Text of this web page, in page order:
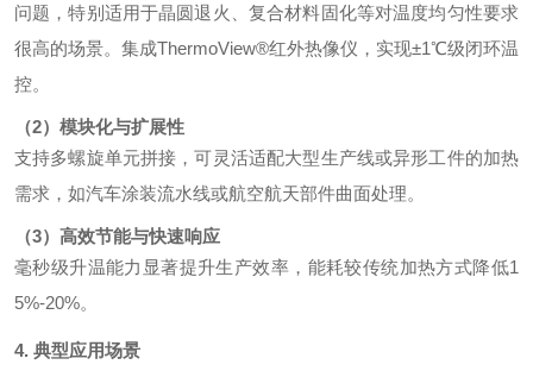
问题，特别适用于晶圆退火、复合材料固化等对温度均匀性要求
很高的场景。集成ThermoView®红外热像仪，实现±1℃级闭环温
控。
（2）模块化与扩展性
支持多螺旋单元拼接，可灵活适配大型生产线或异形工件的加热
需求，如汽车涂装流水线或航空航天部件曲面处理。
（3）高效节能与快速响应
毫秒级升温能力显著提升生产效率，能耗较传统加热方式降低1
5%-20%。
4. 典型应用场景